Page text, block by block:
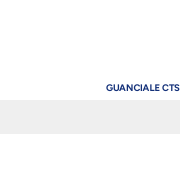
GUANCIALE CTS